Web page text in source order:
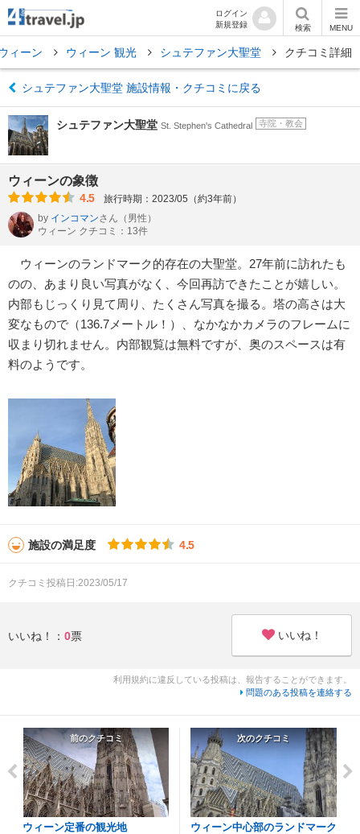
ログイン
新規登録
検索 MENU
ィーン ウィーン 観光 シュテファン大聖堂 クチコミ詳細
シュテファン大聖堂 施設情報・クチコミに戻る
シュテファン大聖堂 St. Stephen's Cathedral 寺院・教会
ウィーンの象徴
4.5
旅行時期：2023/05（約3年前）
by インコマンさん （男性）
ウィーン クチコミ：13件
ウィーンのランドマーク的存在の大聖堂。27年前に訪れたも
のの、あまり良い写真がなく、今回再訪できたことが嬉しい。
内部もじっくり見て周り、たくさん写真を撮る。塔の高さは大
変なもので（136.7メートル！）、なかなかカメラのフレームに
収まり切れません。内部観覧は無料ですが、奥のスペースは有
料のようです。
施設の満足度 4.5
クチコミ投稿日:2023/05/17
いいね！： 0票 いいね！
利用規約に違反している投稿は、報告することができます。
問題のある投稿を連絡する
前のクチコミ
ウィーン定番の観光地
次のクチコミ
ウィーン中心部のランドマーク